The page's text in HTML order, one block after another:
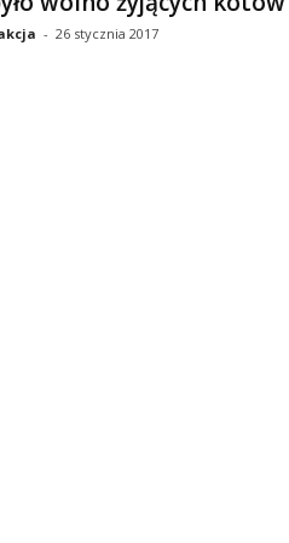
- 26 stycznia 2017